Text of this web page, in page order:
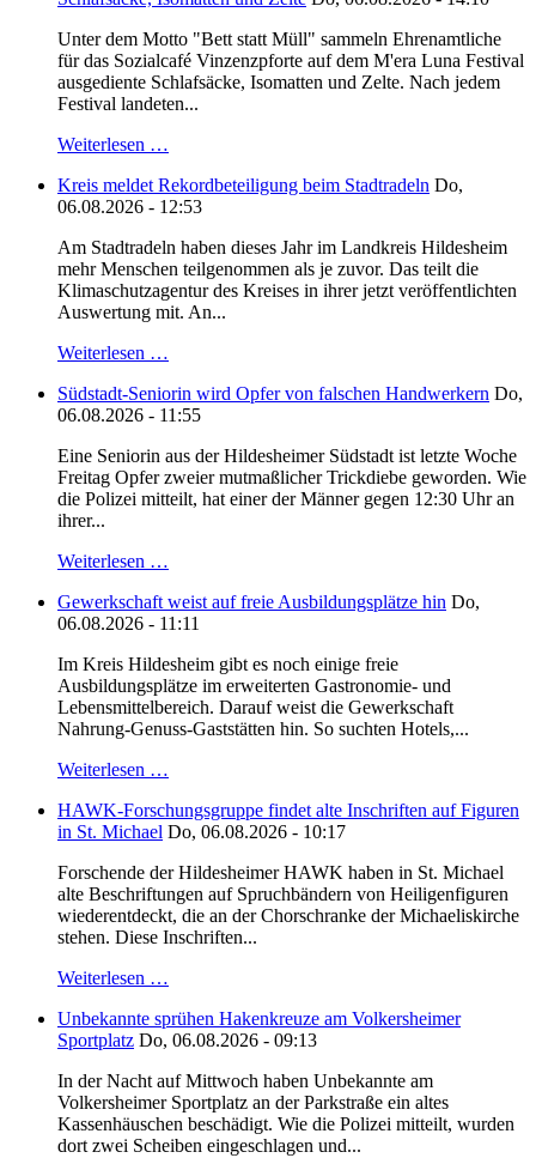
Unter dem Motto "Bett statt Müll" sammeln Ehrenamtliche
für das Sozialcafé Vinzenzpforte auf dem M'era Luna Festival
ausgediente Schlafsäcke, Isomatten und Zelte. Nach jedem
Festival landeten...
Weiterlesen …
Kreis meldet Rekordbeteiligung beim Stadtradeln Do,
06.08.2026 - 12:53
Am Stadtradeln haben dieses Jahr im Landkreis Hildesheim
mehr Menschen teilgenommen als je zuvor. Das teilt die
Klimaschutzagentur des Kreises in ihrer jetzt veröffentlichten
Auswertung mit. An...
Weiterlesen …
Südstadt-Seniorin wird Opfer von falschen Handwerkern Do,
06.08.2026 - 11:55
Eine Seniorin aus der Hildesheimer Südstadt ist letzte Woche
Freitag Opfer zweier mutmaßlicher Trickdiebe geworden. Wie
die Polizei mitteilt, hat einer der Männer gegen 12:30 Uhr an
ihrer...
Weiterlesen …
Gewerkschaft weist auf freie Ausbildungsplätze hin Do,
06.08.2026 - 11:11
Im Kreis Hildesheim gibt es noch einige freie
Ausbildungsplätze im erweiterten Gastronomie- und
Lebensmittelbereich. Darauf weist die Gewerkschaft
Nahrung-Genuss-Gaststätten hin. So suchten Hotels,...
Weiterlesen …
HAWK-Forschungsgruppe findet alte Inschriften auf Figuren
in St. Michael Do, 06.08.2026 - 10:17
Forschende der Hildesheimer HAWK haben in St. Michael
alte Beschriftungen auf Spruchbändern von Heiligenfiguren
wiederentdeckt, die an der Chorschranke der Michaeliskirche
stehen. Diese Inschriften...
Weiterlesen …
Unbekannte sprühen Hakenkreuze am Volkersheimer
Sportplatz Do, 06.08.2026 - 09:13
In der Nacht auf Mittwoch haben Unbekannte am
Volkersheimer Sportplatz an der Parkstraße ein altes
Kassenhäuschen beschädigt. Wie die Polizei mitteilt, wurden
dort zwei Scheiben eingeschlagen und...